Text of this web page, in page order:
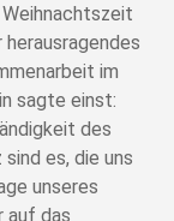
im
sagte einst:
des
es, die uns
unseres
auf das